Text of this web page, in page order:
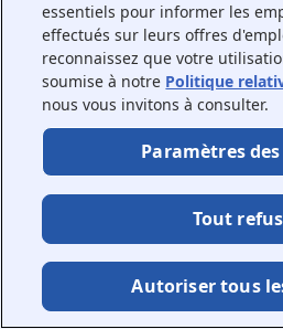
essentiels pour informer les
effectués sur leurs offres
reconnaissez que votre
soumise à notre Politique
nous vous invitons à consulter.
Paramètres
Tout
Autoriser tous